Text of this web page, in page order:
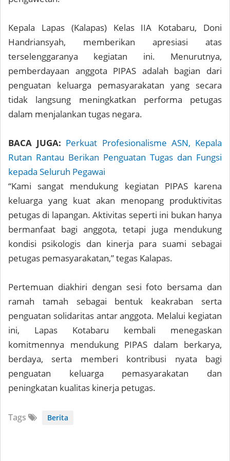
Kepala Lapas (Kalapas) Kelas IIA Kotabaru, Doni
Handriansyah, memberikan apresiasi atas
terselenggaranya kegiatan ini. Menurutnya,
pemberdayaan anggota PIPAS adalah bagian dari
penguatan keluarga pemasyarakatan yang secara
tidak langsung meningkatkan performa petugas
dalam menjalankan tugas negara.
BACA JUGA: Perkuat Profesionalisme ASN, Kepala
Rutan Rantau Berikan Penguatan Tugas dan Fungsi
kepada Seluruh Pegawai
“Kami sangat mendukung kegiatan PIPAS karena
keluarga yang kuat akan menopang produktivitas
petugas di lapangan. Aktivitas seperti ini bukan hanya
bermanfaat bagi anggota, tetapi juga mendukung
kondisi psikologis dan kinerja para suami sebagai
petugas pemasyarakatan,” tegas Kalapas.
Pertemuan diakhiri dengan sesi foto bersama dan
ramah tamah sebagai bentuk keakraban serta
penguatan solidaritas antar anggota. Melalui kegiatan
ini, Lapas Kotabaru kembali menegaskan
komitmennya mendukung PIPAS dalam berkarya,
berdaya, serta memberi kontribusi nyata bagi
penguatan keluarga pemasyarakatan dan
peningkatan kualitas kinerja petugas.
Tags Berita